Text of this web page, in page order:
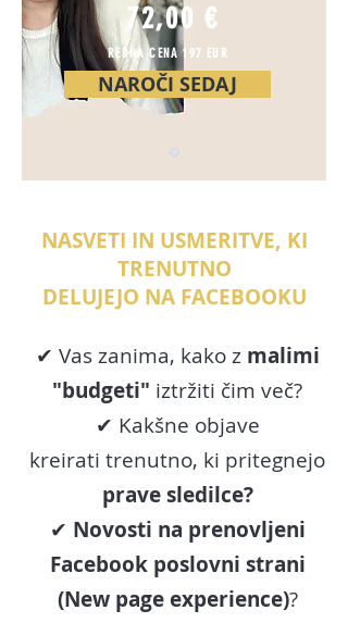
72,00 €
REDNA CENA 197 EUR
NAROČI SEDAJ
NASVETI IN USMERITVE, KI
TRENUTNO
DELUJEJO NA FACEBOOKU
✔ Vas zanima, kako z malimi
"budgeti" iztržiti čim več?
✔ Kakšne objave
kreirati trenutno, ki pritegnejo
prave sledilce?
✔ Novosti na prenovljeni
Facebook poslovni strani
(New page experience)?